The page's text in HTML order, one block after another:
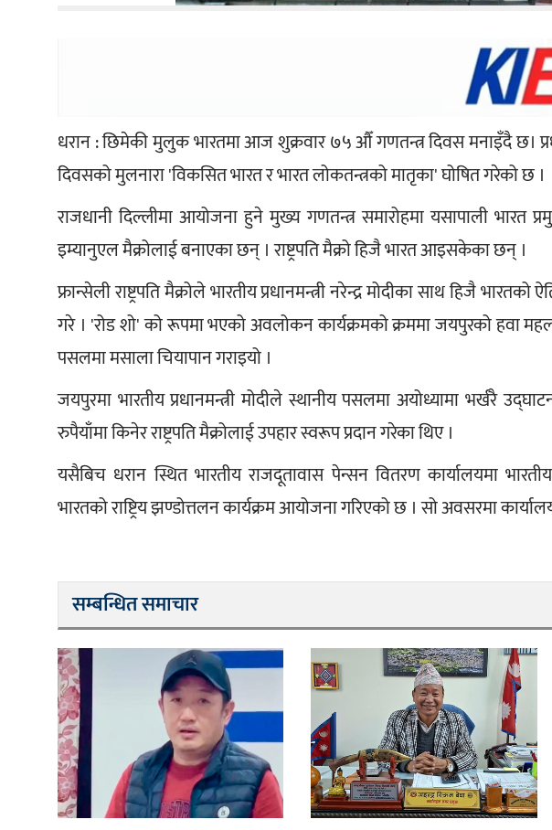
धरान : छिमेकी मुलुक भारतमा आज शुक्रवार ७५ औँ गणतन्त्र दिवस मनाइँदै छ।
दिवसको मुलनारा 'विकसित भारत र भारत लोकतन्त्रको मातृका' घोषित गरेको छ ।
राजधानी दिल्लीमा आयोजना हुने मुख्य गणतन्त्र समारोहमा यसापाली भारत
इम्यानुएल मैक्रोलाई बनाएका छन् । राष्ट्रपति मैक्रो हिजै भारत आइसकेका छन् ।
फ्रान्सेली राष्ट्रपति मैक्रोले भारतीय प्रधानमन्त्री नरेन्द्र मोदीका साथ हिजै
गरे । 'रोड शो' को रूपमा भएको अवलोकन कार्यक्रमको क्रममा जयपुरको हवा महल,
पसलमा मसाला चियापान गराइयो ।
जयपुरमा भारतीय प्रधानमन्त्री मोदीले स्थानीय पसलमा अयोध्यामा भर्खरै
रुपैयाँमा किनेर राष्ट्रपति मैक्रोलाई उपहार स्वरूप प्रदान गरेका थिए ।
यसैबिच धरान स्थित भारतीय राजदूतावास पेन्सन वितरण कार्यालयमा
भारतको राष्ट्रिय झण्डोत्तलन कार्यक्रम आयोजना गरिएको छ । सो अवसरमा
सम्बन्धित समाचार